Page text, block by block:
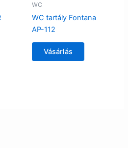
WC
WC tartály Fontana
AP-112
Vásárlás